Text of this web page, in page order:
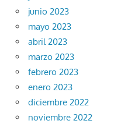
junio 2023
mayo 2023
abril 2023
marzo 2023
febrero 2023
enero 2023
diciembre 2022
noviembre 2022